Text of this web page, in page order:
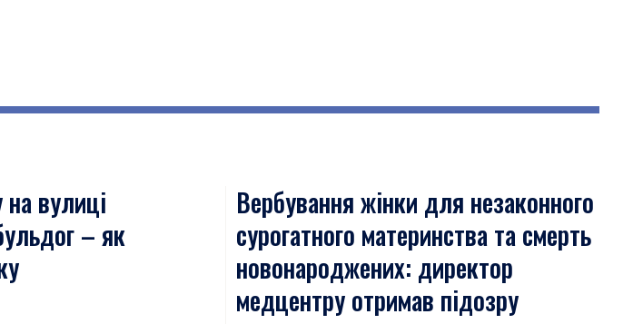
вулиці
– як
Вербування жінки для незаконного
сурогатного материнства та смерть
новонароджених: директор
медцентру отримав підозру